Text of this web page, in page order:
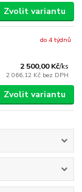
Zvolit variantu
2 500,00 Kč/ks
2 066,12 Kč bez DPH
do 4 týdnů
Zvolit variantu